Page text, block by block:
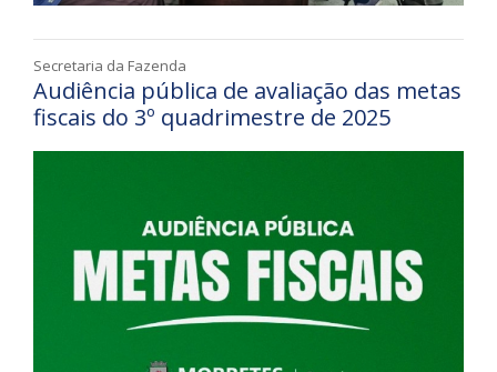
Secretaria da Fazenda
Audiência pública de avaliação das metas
fiscais do 3º quadrimestre de 2025